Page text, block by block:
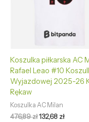
Koszulka piłkarska AC
Rafael Leao #10
Wyjazdowej 2025-26
Rękaw
Koszulka AC Milan
476,89zł132,68 zł